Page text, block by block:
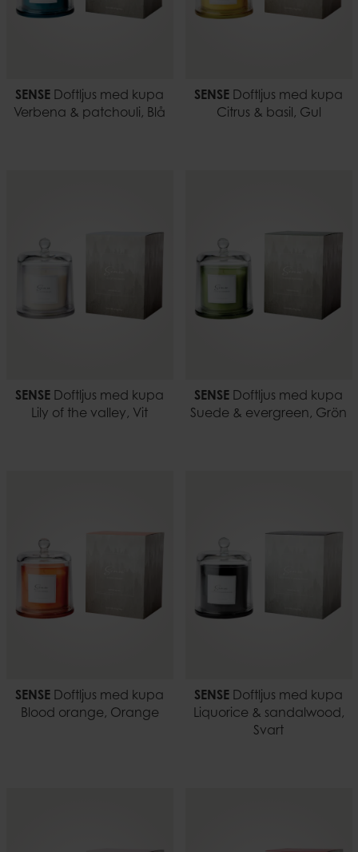
SENSE Doftljus med kupa
Verbena & patchouli, Blå
SENSE Doftljus med kupa
Citrus & basil, Gul
SENSE Doftljus med kupa
Lily of the valley, Vit
SENSE Doftljus med kupa
Suede & evergreen, Grön
SENSE Doftljus med kupa
Blood orange, Orange
SENSE Doftljus med kupa
Liquorice & sandalwood,
Svart